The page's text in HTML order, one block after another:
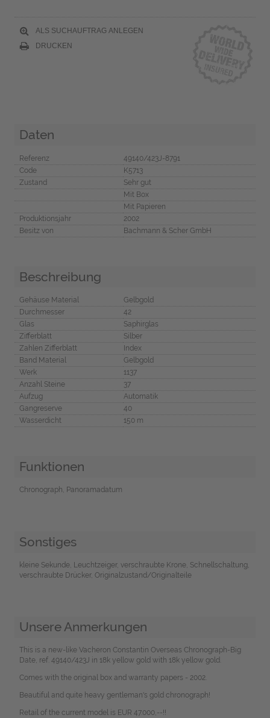
ALS SUCHAUFTRAG ANLEGEN
DRUCKEN
Daten
Referenz
49140/423J-8791
Code
K5713
Zustand
Sehr gut
Mit Box
Mit Papieren
Produktionsjahr
2002
Besitz von
Bachmann & Scher GmbH
Beschreibung
Gehäuse Material
Gelbgold
Durchmesser
42
Glas
Saphirglas
Zifferblatt
Silber
Zahlen Zifferblatt
Index
Band Material
Gelbgold
Werk
1137
Anzahl Steine
37
Aufzug
Automatik
Gangreserve
40
Wasserdicht
150 m
Funktionen
Chronograph, Panoramadatum
Sonstiges
kleine Sekunde, Leuchtzeiger, verschraubte Krone, Schnellschaltung,
verschraubte Drücker, Originalzustand/Originalteile
Unsere Anmerkungen
This is a new-like Vacheron Constantin Overseas Chronograph-Big
Date, ref. 49140/423J in 18k yellow gold with 18k yellow gold.
Comes with the original box and warranty papers - 2002.
Beautiful and quite heavy gentleman's gold chronograph!
Retail of the current model is EUR 47.000,--!!